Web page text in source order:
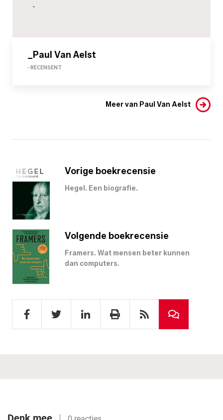
-
_Paul Van Aelst
- RECENSENT
Meer van Paul Van Aelst
Vorige boekrecensie
Hegel. Een biografie.
Volgende boekrecensie
Framers. Wat mensen beter kunnen
dan computers.